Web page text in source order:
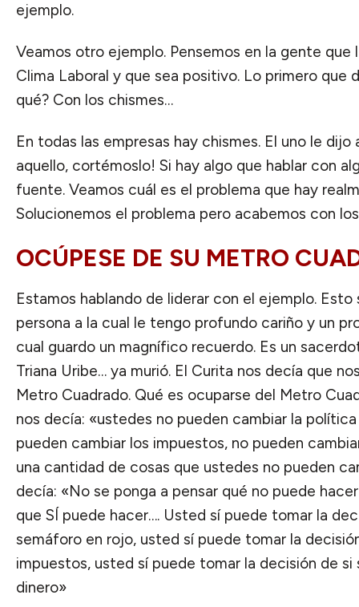
ejemplo.
Veamos otro ejemplo. Pensemos en la gente que
Clima Laboral y que sea positivo. Lo primero que
qué? Con los chismes…
En todas las empresas hay chismes. El uno le
aquello, cortémoslo! Si hay algo que hablar con
fuente. Veamos cuál es el problema que hay
Solucionemos el problema pero acabemos con
OCÚPESE DE SU METRO
Estamos hablando de liderar con el ejemplo. Esto
persona a la cual le tengo profundo cariño y un
cual guardo un magnífico recuerdo. Es un
Triana Uribe… ya murió. El Curita nos decía que
Metro Cuadrado. Qué es ocuparse del Metro
nos decía: «ustedes no pueden cambiar la
pueden cambiar los impuestos, no pueden
una cantidad de cosas que ustedes no pueden
decía: «No se ponga a pensar qué no puede
que SÍ puede hacer…. Usted sí puede tomar la
semáforo en rojo, usted sí puede tomar la
impuestos, usted sí puede tomar la decisión de si
dinero»